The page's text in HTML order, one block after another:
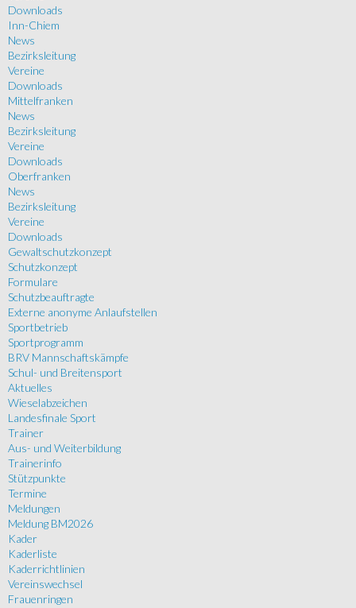
Downloads
Inn-Chiem
News
Bezirksleitung
Vereine
Downloads
Mittelfranken
News
Bezirksleitung
Vereine
Downloads
Oberfranken
News
Bezirksleitung
Vereine
Downloads
Gewaltschutzkonzept
Schutzkonzept
Formulare
Schutzbeauftragte
Externe anonyme Anlaufstellen
Sportbetrieb
Sportprogramm
BRV Mannschaftskämpfe
Schul- und Breitensport
Aktuelles
Wieselabzeichen
Landesfinale Sport
Trainer
Aus- und Weiterbildung
Trainerinfo
Stützpunkte
Termine
Meldungen
Meldung BM2026
Kader
Kaderliste
Kaderrichtlinien
Vereinswechsel
Frauenringen